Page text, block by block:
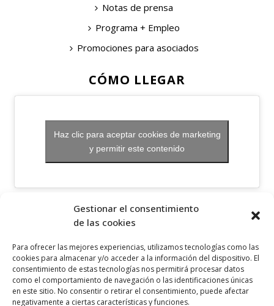
Gestionar el consentimiento
de las cookies
Para ofrecer las mejores experiencias, utilizamos tecnologías como las
cookies para almacenar y/o acceder a la información del dispositivo. El
consentimiento de estas tecnologías nos permitirá procesar datos
como el comportamiento de navegación o las identificaciones únicas
en este sitio. No consentir o retirar el consentimiento, puede afectar
negativamente a ciertas características y funciones.
Notas de prensa
Programa + Empleo
Promociones para asociados
CÓMO LLEGAR
Haz clic para aceptar cookies de marketing
y permitir este contenido
OTROS ENLACES
Política de cookies
Aviso legal
Canal ético